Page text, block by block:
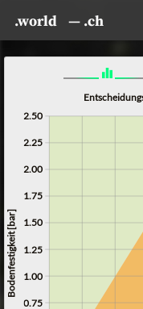
.world — .ch
Bodenfestigkeit [bar]
2.50
2.25
2.00
1.75
1.50
1.25
1.00
0.75